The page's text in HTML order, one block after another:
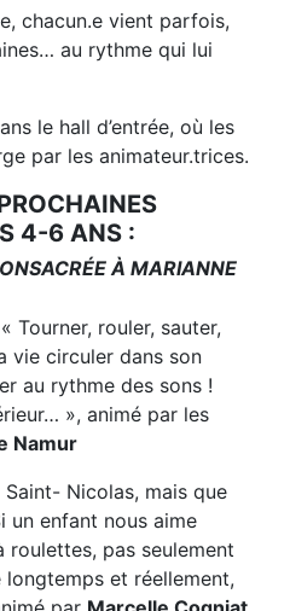
chacun.e vient parfois,
au rythme qui lui
le hall d’entrée, où les
par les animateur.trices.
4-6 ANS :
À MARIANNE
Tourner, rouler, sauter,
vie circuler dans son
au rythme des sons !
», animé par les
Namur
Nicolas, mais que
un enfant nous aime
roulettes, pas seulement
longtemps et réellement,